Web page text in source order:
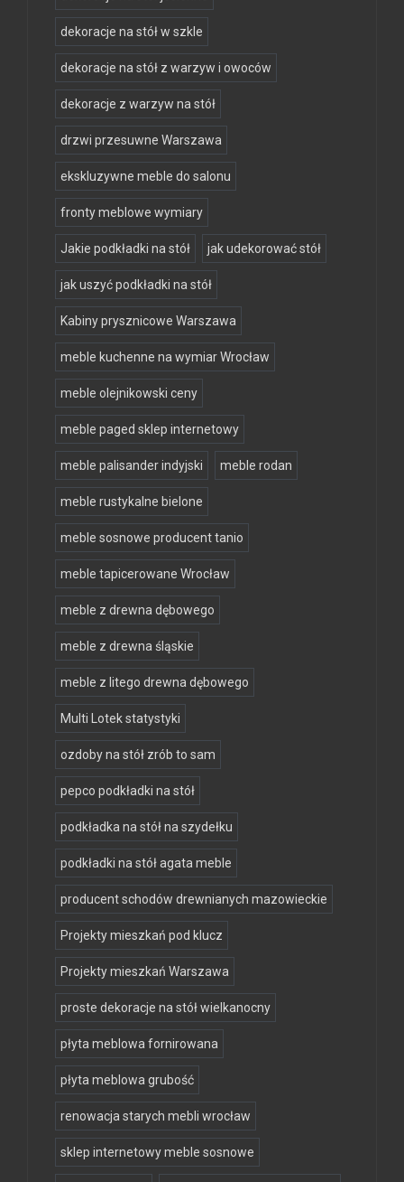
dekoracje na stół w szkle
dekoracje na stół z warzyw i owoców
dekoracje z warzyw na stół
drzwi przesuwne Warszawa
ekskluzywne meble do salonu
fronty meblowe wymiary
Jakie podkładki na stół jak udekorować stół
jak uszyć podkładki na stół
Kabiny prysznicowe Warszawa
meble kuchenne na wymiar Wrocław
meble olejnikowski ceny
meble paged sklep internetowy
meble palisander indyjski meble rodan
meble rustykalne bielone
meble sosnowe producent tanio
meble tapicerowane Wrocław
meble z drewna dębowego
meble z drewna śląskie
meble z litego drewna dębowego
Multi Lotek statystyki
ozdoby na stół zrób to sam
pepco podkładki na stół
podkładka na stół na szydełku
podkładki na stół agata meble
producent schodów drewnianych mazowieckie
Projekty mieszkań pod klucz
Projekty mieszkań Warszawa
proste dekoracje na stół wielkanocny
płyta meblowa fornirowana
płyta meblowa grubość
renowacja starych mebli wrocław
sklep internetowy meble sosnowe